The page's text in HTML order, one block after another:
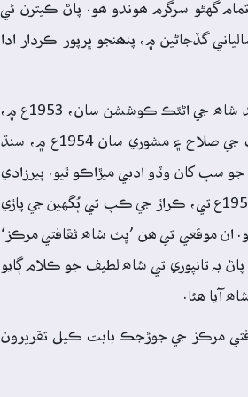
گهڻو سرگرم ھوندو ھو. پاڻ ڪيترن ئي
گڏجاڻين ۾، پنھنجو ڀرپور ڪردار ادا
لطيف يادگار ڪاميٽيءَ پاران شاھ عبداللطيف ڀٽائيءَ جي چوٿين ادبي ڪانفرنس جو انتظام، سيد ميران محمد شاھ جي اڻٿڪ ڪوششن سان، 1953ع ۾،
ڀٽ شاھ تي ٿيو، جنھن جي صدارت ان وقت سنڌ جي وڏي وزير پيرزادي عبدالستار ڪئي. پيرزادي صاحب جي صلاح ۽ مشوري سان 1954ع ۾، سنڌ
تي لطيف يادگار ڪاميٽيءَ جو سڀ کان وڏو ادبي ميڙاڪو ٿيو. پيرزادي
صاحب پھريون ڀيرو سڄيءَ سنڌ ۾ لطيف جي ميلي جي موقعي تي عام موڪل جو اعلان ڪيو ۽ 15 آڪٽوبر 1954ع تي، ڪراڙ جي ڪپ تي ٻُگهين جي پاڙي
ان موقعي تي ھن ’ڀٽ شاھ ثقافتي مرڪز‘
بہ تانپوري تي شاھ لطيف جو ڪلام ڳايو
آيا ھئا.
مرڪز جي جوڙجڪ بابت ڪيل تقريرون